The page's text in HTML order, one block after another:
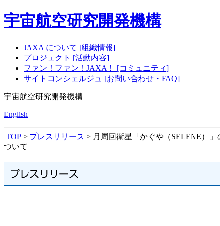
宇宙航空研究開発機構
JAXA について [組織情報]
プロジェクト [活動内容]
ファン！ファン！JAXA！ [コミュニティ]
サイトコンシェルジュ [お問い合わせ・FAQ]
宇宙航空研究開発機構
English
TOP > プレスリリース > 月周回衛星「かぐや（SELENE）
ついて